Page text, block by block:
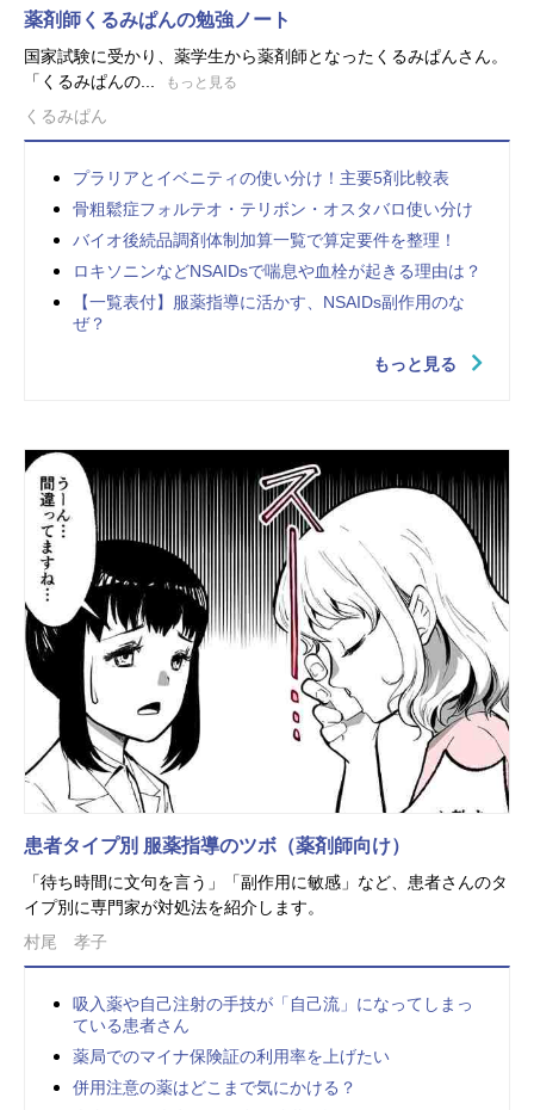
薬剤師くるみぱんの勉強ノート
国家試験に受かり、薬学生から薬剤師となったくるみぱんさん。
「くるみぱんの...
もっと見る
くるみぱん
プラリアとイベニティの使い分け！主要5剤比較表
骨粗鬆症フォルテオ・テリボン・オスタバロ使い分け
バイオ後続品調剤体制加算一覧で算定要件を整理！
ロキソニンなどNSAIDsで喘息や血栓が起きる理由は？
【一覧表付】服薬指導に活かす、NSAIDs副作用のな
ぜ？
もっと見る
患者タイプ別 服薬指導のツボ（薬剤師向け）
「待ち時間に文句を言う」「副作用に敏感」など、患者さんのタ
イプ別に専門家が対処法を紹介します。
村尾 孝子
吸入薬や自己注射の手技が「自己流」になってしまっ
ている患者さん
薬局でのマイナ保険証の利用率を上げたい
併用注意の薬はどこまで気にかける？